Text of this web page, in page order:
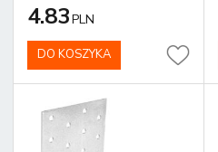
4.83PLN
DO KOSZYKA